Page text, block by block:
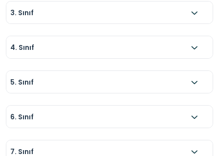
3. Sınıf
4. Sınıf
5. Sınıf
6. Sınıf
7. Sınıf